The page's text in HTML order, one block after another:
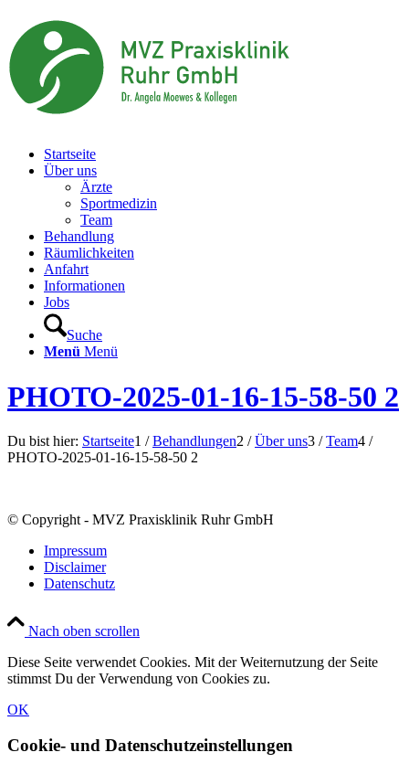
Startseite
Über uns
Ärzte
Sportmedizin
Team
Behandlung
Räumlichkeiten
Anfahrt
Informationen
Jobs
Suche
Menü Menü
PHOTO-2025-01-16-15-58-50 2
Du bist hier: Startseite1 / Behandlungen2 / Über uns3 / Team4 /
PHOTO-2025-01-16-15-58-50 2
© Copyright - MVZ Praxisklinik Ruhr GmbH
Impressum
Disclaimer
Datenschutz
Nach oben scrollen
Diese Seite verwendet Cookies. Mit der Weiternutzung der Seite
stimmst Du der Verwendung von Cookies zu.
OK
Cookie- und Datenschutzeinstellungen